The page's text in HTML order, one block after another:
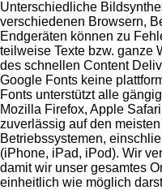
Unterschiedliche
verschiedenen Browsern,
Endgeräten können zu
teilweise Texte bzw. ganze
des schnellen Content
Google Fonts keine
Fonts unterstützt alle
Mozilla Firefox, Apple
zuverlässig auf den
Betriebssystemen,
(iPhone, iPad, iPod). Wir
damit wir unser gesamtes
einheitlich wie möglich